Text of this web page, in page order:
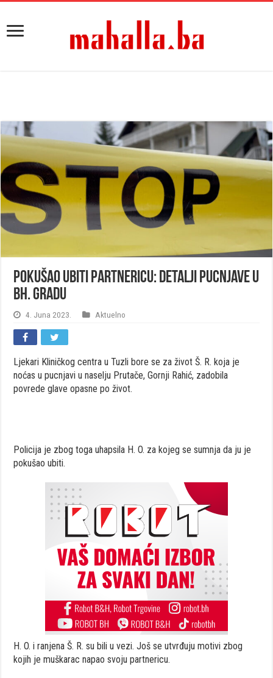
Pokušao ubiti partnericu: Detalji pucnjave u
bh. gradu
4. Juna 2023. Aktuelno
Ljekari Kliničkog centra u Tuzli bore se za život Š. R. koja je
noćas u pucnjavi u naselju Prutače, Gornji Rahić, zadobila
povrede glave opasne po život.
Policija je zbog toga uhapsila H. O. za kojeg se sumnja da ju je
pokušao ubiti.
H. O. i ranjena Š. R. su bili u vezi. Još se utvrđuju motivi zbog
kojih je muškarac napao svoju partnericu.